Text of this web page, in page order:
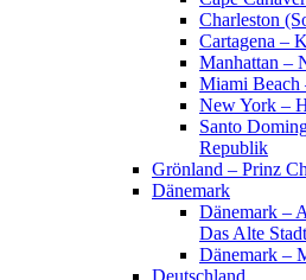
Charleston
Cartagena –
Manhattan –
Miami Beach
New York –
Santo
Republik
Grönland – Prinz
Dänemark
Dänemark –
Das Alte
Dänemark –
Deutschland